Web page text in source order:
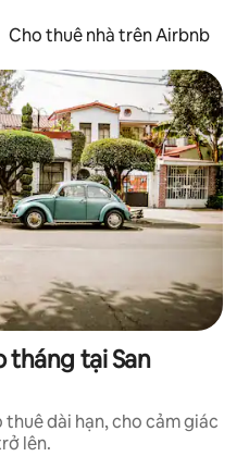
Cho thuê nhà trên Airbnb
tháng tại San
dài hạn, cho cảm giác
lên.